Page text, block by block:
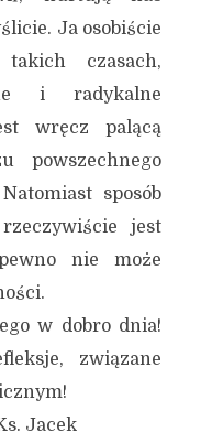
Ja osobiście
czasach,
i radykalne
wręcz palącą
powszechnego
sposób
jest
nie może
w dobro dnia!
związane
Jacek